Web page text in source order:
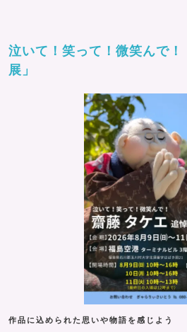
泣いて！笑って！微笑んで
展」
作品に込められた思いや物語を感じよう